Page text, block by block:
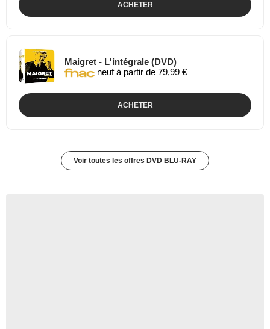
ACHETER
Maigret - L'intégrale (DVD)
neuf à partir de 79,99 €
ACHETER
Voir toutes les offres DVD BLU-RAY